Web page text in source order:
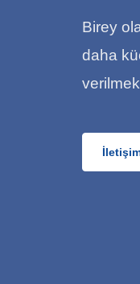
Birey
daha